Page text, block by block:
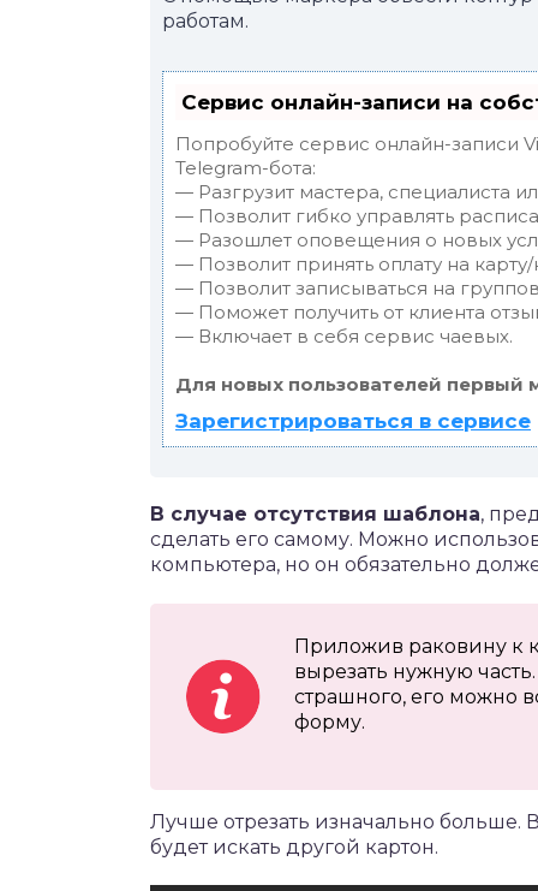
работам.
Сервис онлайн-записи на
Попробуйте сервис онлайн-записи
Telegram-бота:
— Разгрузит мастера, специалиста
— Позволит гибко управлять
— Разошлет оповещения о новых
— Позволит принять оплату на
— Позволит записываться на
— Поможет получить от клиента
— Включает в себя сервис чаевых.
Для новых пользователей первый
Зарегистрироваться в сервисе
В случае отсутствия шаблона,
сделать его самому. Можно
компьютера, но он обязательно
Приложив раковину к
вырезать нужную
страшного, его можно
форму.
Лучше отрезать изначально больше.
будет искать другой картон.